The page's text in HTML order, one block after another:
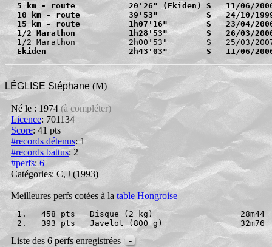
5 km - route           20'26" (Ekiden) S   11/06/
10 km - route          39'53"          S   24/10/
15 km - route          1h07'16"        S   23/04/
1/2 Marathon           1h28'53"        S   26/03/
Ekiden                 2h43'03"        S   11/06/2006
LÉGLISE Stéphane (M)
Né le : 1974 (à compléter)
Licence: 701134
Score: 41 pts
#records détenus:1
#records battus: 2
#perfs: 6
Catégories: C,J(1993)
Meilleures perfs cotées à la table Hongroise
1.   458 pts   Disque (2 kg)                  28m44
2.   393 pts   Javelot (800 g)                32m76
Liste des 6 perfs enregistrées -